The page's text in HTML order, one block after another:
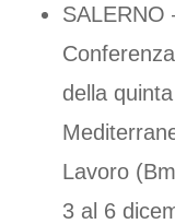
SALERNO
della
Lavoro
3 al 6